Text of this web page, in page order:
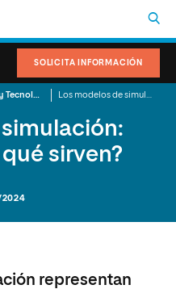
SOLICITA INFORMACIÓN
Ingeniería y Tecnología
sirven?
2024
representan